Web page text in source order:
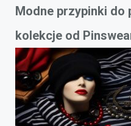
Modne przypinki do
kolekcje od